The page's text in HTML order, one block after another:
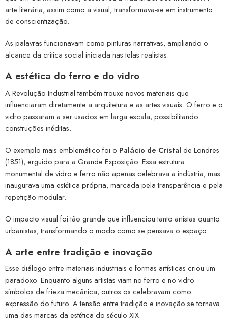
arte literária, assim como a visual, transformava-se em instrumento
de conscientização.
As palavras funcionavam como pinturas narrativas, ampliando o
alcance da crítica social iniciada nas telas realistas.
A estética do ferro e do vidro
A Revolução Industrial também trouxe novos materiais que
influenciaram diretamente a arquitetura e as artes visuais. O ferro e o
vidro passaram a ser usados em larga escala, possibilitando
construções inéditas.
O exemplo mais emblemático foi o Palácio de Cristal de Londres
(1851), erguido para a Grande Exposição. Essa estrutura
monumental de vidro e ferro não apenas celebrava a indústria, mas
inaugurava uma estética própria, marcada pela transparência e pela
repetição modular.
O impacto visual foi tão grande que influenciou tanto artistas quanto
urbanistas, transformando o modo como se pensava o espaço.
A arte entre tradição e inovação
Esse diálogo entre materiais industriais e formas artísticas criou um
paradoxo. Enquanto alguns artistas viam no ferro e no vidro
símbolos de frieza mecânica, outros os celebravam como
expressão do futuro. A tensão entre tradição e inovação se tornava
uma das marcas da estética do século XIX.